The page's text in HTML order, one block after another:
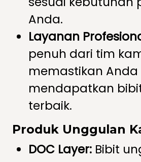
Anda.
Layanan
penuh dari tim
memastikan Anda
mendapatkan
terbaik.
Produk Unggulan
DOC Layer: Bibit